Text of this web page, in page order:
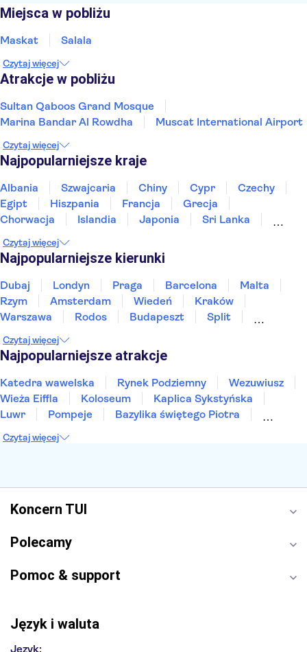
Miejsca w pobliżu
Maskat Salala
Czytaj więcej
Atrakcje w pobliżu
Sultan Qaboos Grand Mosque
Marina Bandar Al Rowdha
Muscat International Airport
Czytaj więcej
Najpopularniejsze kraje
Albania Szwajcaria Chiny Cypr
Czechy
Egipt
Hiszpania Francja
Grecja
Chorwacja
Islandia Japonia
Sri Lanka
Tunezja
Turcja Wietnam
Czytaj więcej
Najpopularniejsze kierunki
Dubaj Londyn Praga Barcelona
Malta
Rzym
Amsterdam Wiedeń
Kraków
Warszawa
Rodos Budapeszt
Split
Sopot
Gdynia Zakopane
Czytaj więcej
Najpopularniejsze atrakcje
Katedra wawelska Rynek Podziemny
Wezuwiusz
Wieża Eiffla
Koloseum
Kaplica Sykstyńska
Luwr
Pompeje
Bazylika świętego Piotra
Etna
Wawel
Czytaj więcej
Koncern TUI
Polecamy
Pomoc & support
Język i waluta
Język: